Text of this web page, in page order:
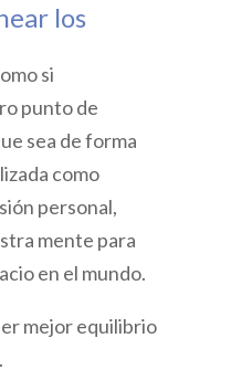
los
si
punto de
sea de forma
como
personal,
mente para
en el mundo.
mejor equilibrio